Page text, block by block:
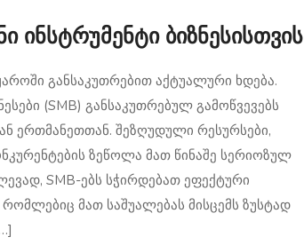
ინსტრუმენტი ბიზნესისთვის
განსაკუთრებით აქტუალური ხდება.
(SMB) განსაკუთრებულ გამოწვევებს
ერთმანეთთან. შეზღუდული რესურსები,
ზეწოლა მათ წინაშე სერიოზულ
SMB-ებს სჭირდებათ ეფექტური
მათ საშუალებას მისცემს ზუსტად